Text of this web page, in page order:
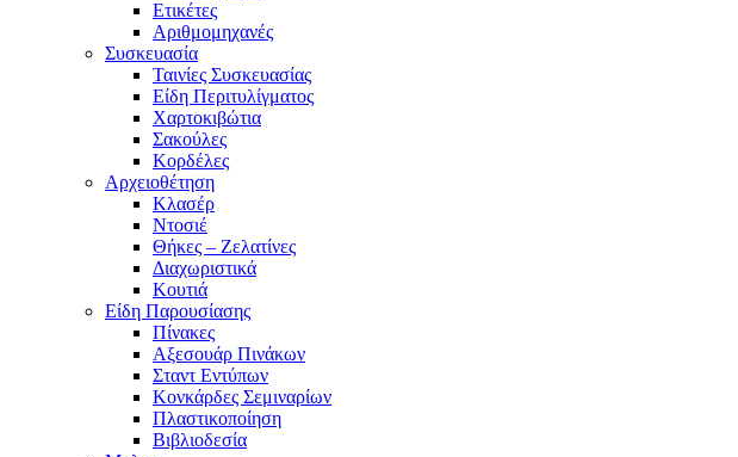
Ετικέτες
Αριθμομηχανές
Συσκευασία
Ταινίες Συσκευασίας
Είδη Περιτυλίγματος
Χαρτοκιβώτια
Σακούλες
Κορδέλες
Αρχειοθέτηση
Κλασέρ
Ντοσιέ
Θήκες – Ζελατίνες
Διαχωριστικά
Κουτιά
Είδη Παρουσίασης
Πίνακες
Αξεσουάρ Πινάκων
Σταντ Εντύπων
Κονκάρδες Σεμιναρίων
Πλαστικοποίηση
Βιβλιοδεσία